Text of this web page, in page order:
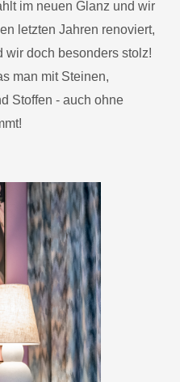
im neuen Glanz und wir
letzten Jahren renoviert,
wir doch besonders stolz!
man mit Steinen,
Stoffen - auch ohne